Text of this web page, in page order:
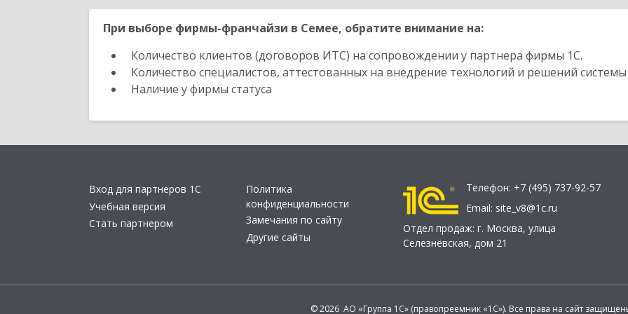
При выборе фирмы-франчайзи в Семее, обратите внимание на:
Количество клиентов (договоров ИТС) на сопровождении у партнера фирмы 1С.
Количество специалистов, аттестованных на внедрение технологий и решений
Наличие у фирмы статуса
Вход для партнеров 1С
Учебная версия
Стать партнером
Политика
конфиденциальности
Замечания по сайту
Другие сайты
Телефон: +7 (495) 737-92-57
Email: site_v8@1c.ru
Отдел продаж: г. Москва, улица
Селезнёвская, дом 21
© 2026 АО «Группа 1С» (правопреемник «1С»). Все права на сайт